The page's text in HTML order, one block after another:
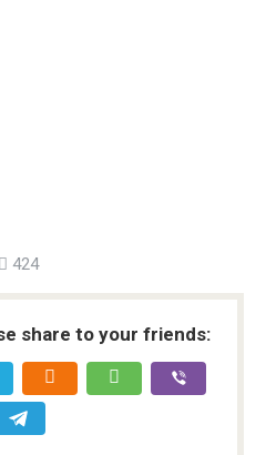
424
share to your friends: